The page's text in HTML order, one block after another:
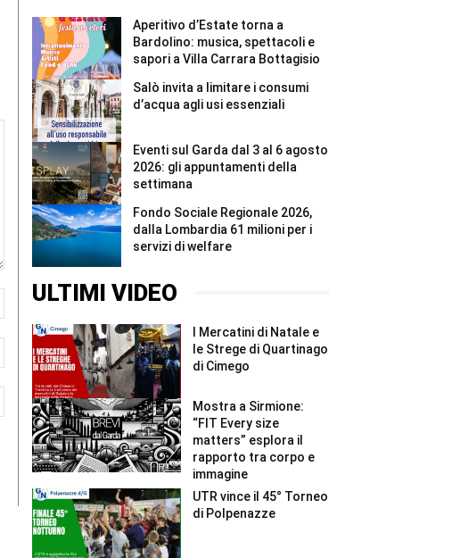
Nome:*
Email:*
Web:
recuperata
elicottero
#Shorts
Aperitivo d’Estate torna a
Bardolino: musica, spettacoli e
sapori a Villa Carrara Bottagisio
Salò invita a limitare i consumi
d’acqua agli usi essenziali
Eventi sul Garda dal 3 al 6 agosto
2026: gli appuntamenti della
settimana
Fondo Sociale Regionale 2026,
dalla Lombardia 61 milioni per i
servizi di welfare
ULTIMI VIDEO
I Mercatini di Natale e
le Strege di Quartinago
di Cimego
Mostra a Sirmione:
“FIT Every size
matters” esplora il
rapporto tra corpo e
immagine
UTR vince il 45° Torneo
di Polpenazze